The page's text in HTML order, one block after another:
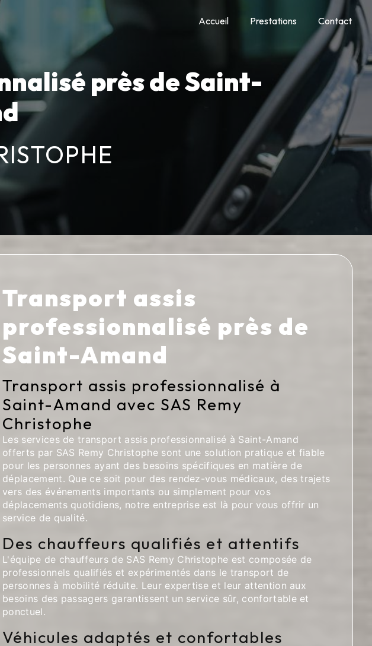
Accueil Prestations Contact
près de Saint-
Transport assis
professionnalisé près de
Saint-Amand
Transport assis professionnalisé à
Saint-Amand avec SAS Remy
Christophe
Les services de transport assis professionnalisé à Saint-Amand
offerts par SAS Remy Christophe sont une solution pratique et fiable
pour les personnes ayant des besoins spécifiques en matière de
déplacement. Que ce soit pour des rendez-vous médicaux, des trajets
vers des événements importants ou simplement pour vos
déplacements quotidiens, notre entreprise est là pour vous offrir un
service de qualité.
Des chauffeurs qualifiés et attentifs
L'équipe de chauffeurs de SAS Remy Christophe est composée de
professionnels qualifiés et expérimentés dans le transport de
personnes à mobilité réduite. Leur expertise et leur attention aux
besoins des passagers garantissent un service sûr, confortable et
ponctuel.
Véhicules adaptés et confortables